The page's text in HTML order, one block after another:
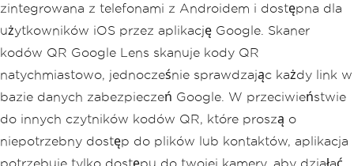
zintegrowana z telefonami z Androidem i dostępna dla
użytkowników iOS przez aplikację Google. Skaner
kodów QR Google Lens skanuje kody QR
natychmiastowo, jednocześnie sprawdzając każdy link w
bazie danych zabezpieczeń Google. W przeciwieństwie
do innych czytników kodów QR, które proszą o
niepotrzebny dostęp do plików lub kontaktów, aplikacja
potrzebuje tylko dostępu do twojej kamery, aby działać.